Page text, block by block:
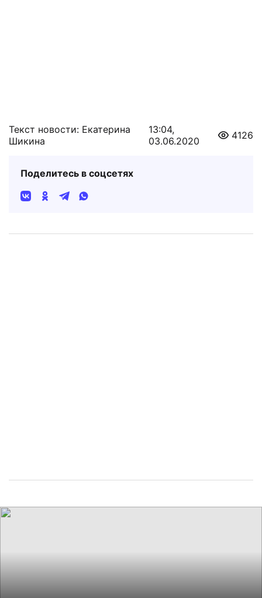
Текст новости: Екатерина
Шикина
13:04,
03.06.2020
4126
Поделитесь в соцсетях